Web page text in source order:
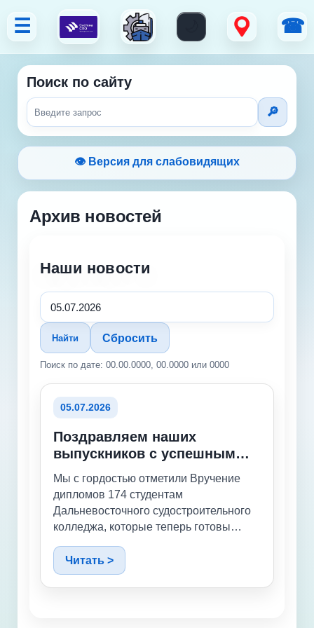
☰ ☎
Поиск по сайту
👁 Версия для слабовидящих
Архив новостей
Наши новости
Найти Сбросить
Поиск по дате: 00.00.0000, 00.0000 или 0000
05.07.2026
Поздравляем наших
выпускников с успешным
завершением учебы!
Мы с гордостью отметили Вручение
дипломов 174 студентам
Дальневосточного судостроительного
колледжа, которые теперь готовы
трудовых будней! Среди них 44
студента заочного отделения, которые
уже сегодня работают на производстве
Читать >